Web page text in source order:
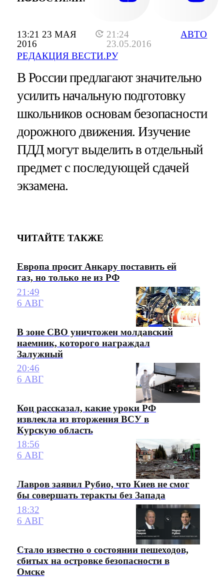
13:21 23 МАЯ
2016
21:24
23.05.2016
РЕДАКЦИЯ ВЕСТИ.РУ
АВТО
В России предлагают значительно
усилить начальную подготовку
школьников основам безопасности
дорожного движения. Изучение
ПДД могут выделить в отдельный
предмет с последующей сдачей
экзамена.
ЧИТАЙТЕ ТАКЖЕ
Европа просит Анкару поставить ей
газ, но только не из РФ
21:49
6 АВГ
В зоне СВО уничтожен молдавский
наемник, которого награждал
Залужный
20:46
6 АВГ
Коц рассказал, какие уроки РФ
извлекла из вторжения ВСУ в
Курскую область
18:56
6 АВГ
Лавров заявил Рубио, что Киев не смог
бы совершать теракты без Запада
18:32
6 АВГ
Стало известно о состоянии пешеходов,
сбитых на островке безопасности в
Омске